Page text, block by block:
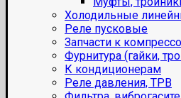
Холодильные
Реле пусковые
Запчасти к
Фурнитура (гайки,
К кондиционерам
Реле давления, ТРВ